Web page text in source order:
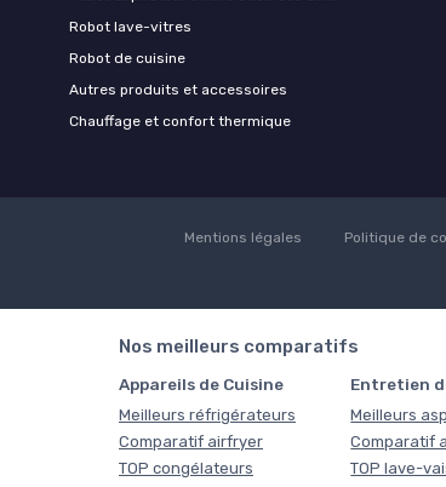
Robot lave-vitres
Robot de cuisine
Autres produits et accessoires
Chauffage et confort thermique
Mentions légales Politique de
Nos meilleurs comparatifs
Appareils de Cuisine
Meilleurs réfrigérateurs
Comparatif airfryer
TOP congélateurs
Entretien
Meilleurs
Comparatif
TOP lave-